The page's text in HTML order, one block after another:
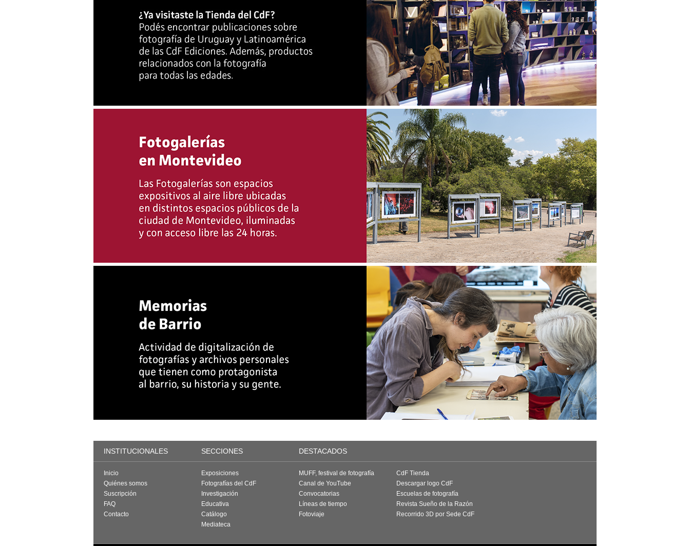
INSTITUCIONALES SECCIONES DESTACADOS
Inicio
Quiénes somos
Suscripción
FAQ
Contacto
Exposiciones
Fotografías del CdF
Investigación
Educativa
Catálogo
Mediateca
MUFF, festival de fotografía
Canal de YouTube
Convocatorias
Líneas de tiempo
Fotoviaje
CdF Tienda
Descargar logo CdF
Escuelas de fotografía
Revista Sueño de la Razón
Recorrido 3D por Sede CdF